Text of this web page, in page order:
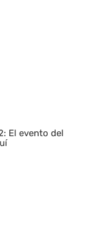
El evento del